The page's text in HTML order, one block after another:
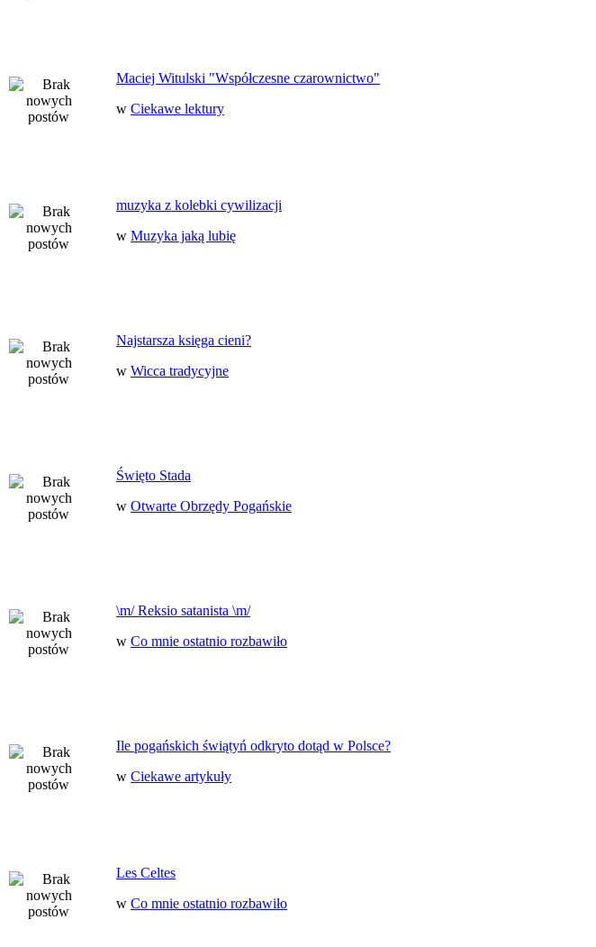
Maciej Witulski "Współczesne czarownictwo"
w Ciekawe lektury
muzyka z kolebki cywilizacji
w Muzyka jaką lubię
Najstarsza księga cieni?
w Wicca tradycyjne
Święto Stada
w Otwarte Obrzędy Pogańskie
\m/ Reksio satanista \m/
w Co mnie ostatnio rozbawiło
Ile pogańskich świątyń odkryto dotąd w Polsce?
w Ciekawe artykuły
Les Celtes
w Co mnie ostatnio rozbawiło